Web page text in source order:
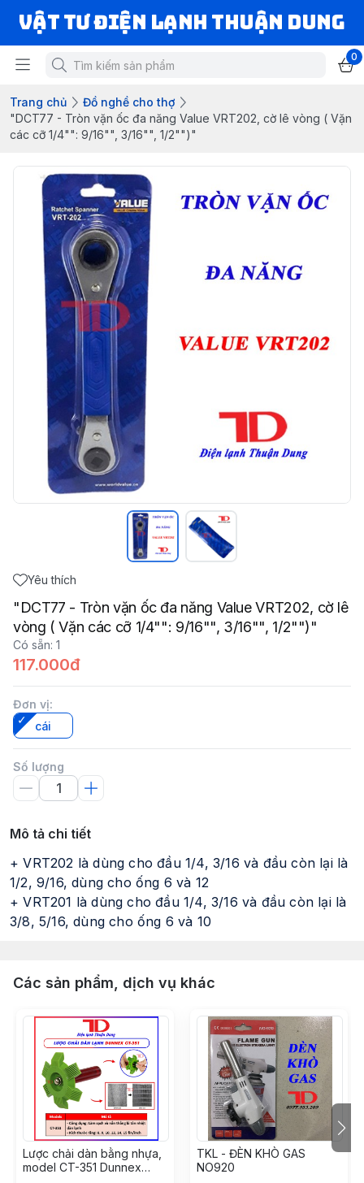
VẬT TƯ ĐIỆN LẠNH THUẬN DUNG
0
Trang chủ
Đồ nghề cho thợ
"DCT77 - Tròn vặn ốc đa năng Value VRT202, cờ lê vòng ( Vặn
các cỡ 1/4"": 9/16"", 3/16"", 1/2"")"
Yêu thích
"DCT77 - Tròn vặn ốc đa năng Value VRT202, cờ lê
vòng ( Vặn các cỡ 1/4"": 9/16"", 3/16"", 1/2"")"
Có sẵn: 1
117.000đ
Đơn vị:
cái
Số lượng
Mô tả chi tiết
+ VRT202 là dùng cho đầu 1/4, 3/16 và đầu còn lại là
1/2, 9/16, dùng cho ống 6 và 12
+ VRT201 là dùng cho đầu 1/4, 3/16 và đầu còn lại là
3/8, 5/16, dùng cho ống 6 và 10
Các sản phẩm, dịch vụ khác
Lược chải dàn bằng nhựa,
model CT-351 Dunnex
TKL - ĐÈN KHÒ GAS
NO920